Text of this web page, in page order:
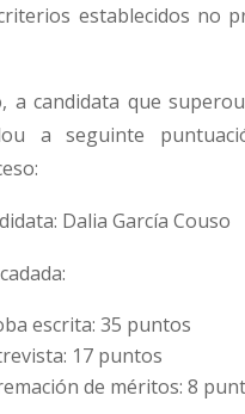
establecidos no
a candidata que
a seguinte
Dalia García Couso
escrita: 35 puntos
17 puntos
de méritos: 8